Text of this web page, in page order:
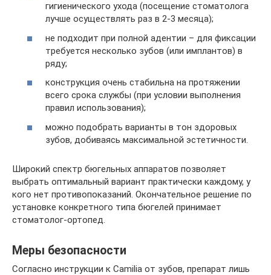
гигиенического ухода (посещение стоматолога
лучше осуществлять раз в 2-3 месяца);
не подходит при полной адентии – для фиксации
требуется несколько зубов (или имплантов) в
ряду;
конструкция очень стабильна на протяжении
всего срока службы (при условии выполнения
правил использования);
можно подобрать варианты в тон здоровых
зубов, добиваясь максимальной эстетичности.
Широкий спектр бюгельных аппаратов позволяет
выбрать оптимальный вариант практически каждому, у
кого нет противопоказаний. Окончательное решение по
установке конкретного типа бюгелей принимает
стоматолог-ортопед.
Меры безопасности
Согласно инструкции к Camilia от зубов, препарат лишь